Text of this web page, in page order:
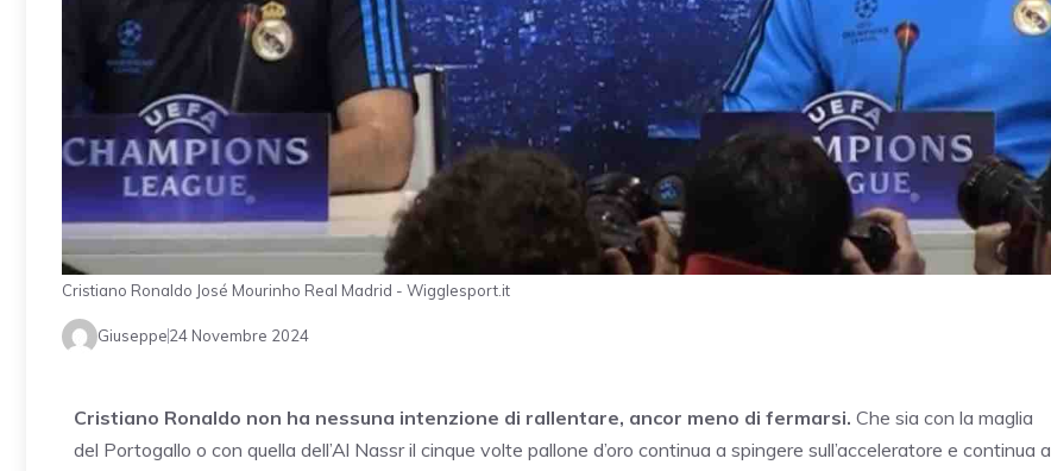
Cristiano Ronaldo José Mourinho Real Madrid - Wigglesport.it
Giuseppe24 Novembre 2024
Cristiano Ronaldo non ha nessuna intenzione di rallentare, ancor meno di fermarsi. Che sia con la maglia
del Portogallo o con quella dell’Al Nassr il cinque volte pallone d’oro continua a spingere sull’acceleratore e continua a